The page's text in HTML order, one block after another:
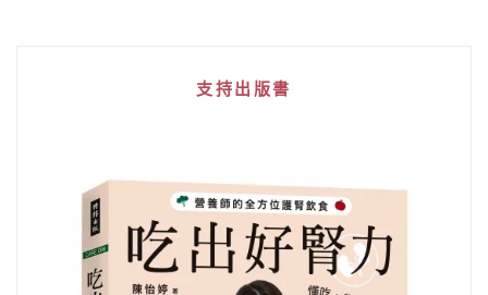
支持出版書